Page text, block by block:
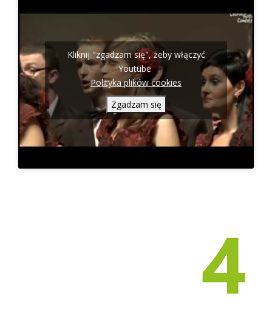
Kliknij "zgadzam się", żeby włączyć
Youtube
Polityka plików cookies
Zgadzam się